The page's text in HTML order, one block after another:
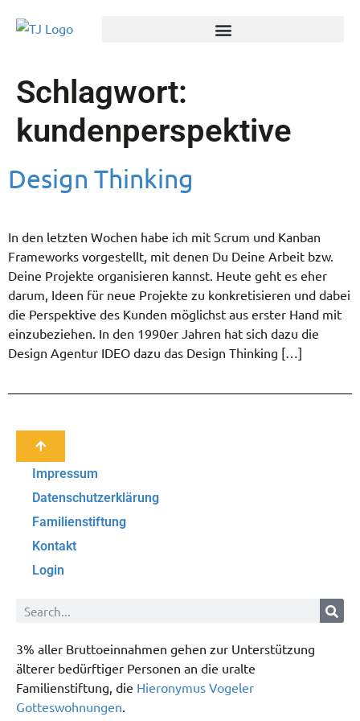
Schlagwort:
kundenperspektive
Design Thinking
In den letzten Wochen habe ich mit Scrum und Kanban
Frameworks vorgestellt, mit denen Du Deine Arbeit bzw.
Deine Projekte organisieren kannst. Heute geht es eher
darum, Ideen für neue Projekte zu konkretisieren und dabei
die Perspektive des Kunden möglichst aus erster Hand mit
einzubeziehen. In den 1990er Jahren hat sich dazu die
Design Agentur IDEO dazu das Design Thinking […]
Impressum
Datenschutzerklärung
Familienstiftung
Kontakt
Login
3% aller Bruttoeinnahmen gehen zur Unterstützung
älterer bedürftiger Personen an die uralte
Familienstiftung, die Hieronymus Vogeler
Gotteswohnungen.